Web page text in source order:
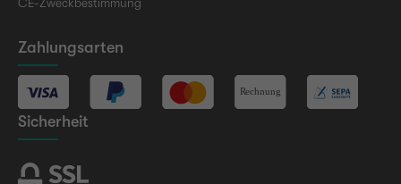
CE-Zweckbestimmung
Zahlungsarten
Sicherheit